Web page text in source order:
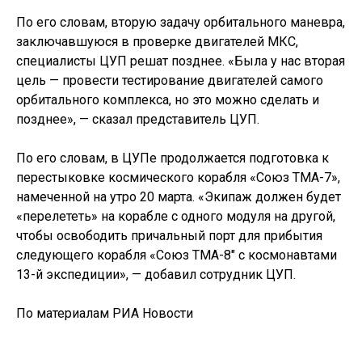
По его словам, вторую задачу орбитального маневра,
заключавшуюся в проверке двигателей МКС,
специалисты ЦУП решат позднее. «Была у нас вторая
цель — провести тестирование двигателей самого
орбитального комплекса, но это можно сделать и
позднее», — сказал представитель ЦУП.
По его словам, в ЦУПе продолжается подготовка к
перестыковке космического корабля «Cоюз ТМА-7»,
намеченной на утро 20 марта. «Экипаж должен будет
«перелететь» на корабле с одного модуля на другой,
чтобы освободить причальный порт для прибытия
следующего корабля «Союз ТМА-8″ с космонавтами
13-й экспедиции», — добавил сотрудник ЦУП.
По материалам РИА Новости